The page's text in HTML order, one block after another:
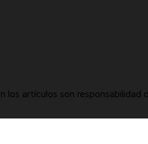
los artículos son responsabilidad